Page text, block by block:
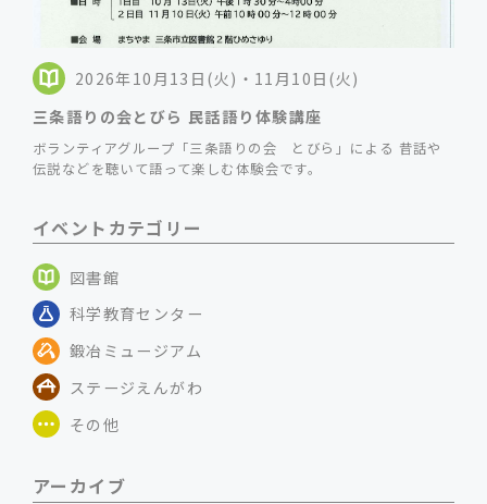
2026年10月13日(火)・11月10日(火)
三条語りの会とびら 民話語り体験講座
ボランティアグループ「三条語りの会 とびら」による 昔話や
伝説などを聴いて語って楽しむ体験会です。
イベントカテゴリー
図書館
科学教育センター
鍛冶ミュージアム
ステージえんがわ
その他
アーカイブ